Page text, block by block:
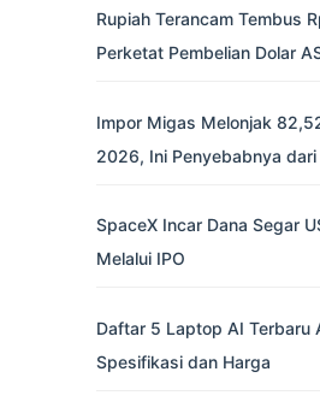
Rupiah Terancam Tembus
Perketat Pembelian Dolar
Impor Migas Melonjak
2026, Ini Penyebabnya dari
SpaceX Incar Dana Segar
Melalui IPO
Daftar 5 Laptop AI Terbaru
Spesifikasi dan Harga